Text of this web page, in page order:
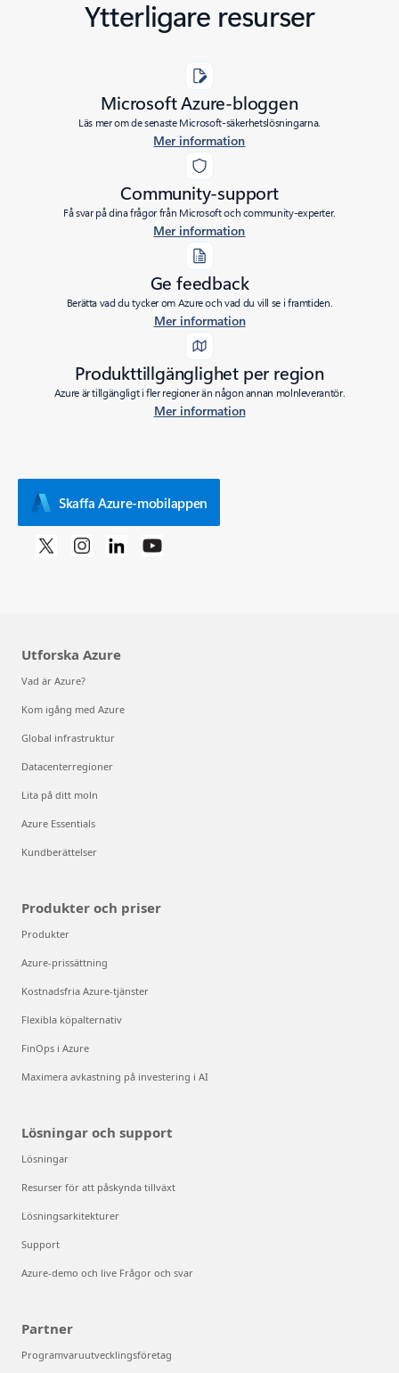
Ytterligare resurser
Microsoft Azure-bloggen
Läs mer om de senaste Microsoft-säkerhetslösningarna.
Mer information
Community-support
Få svar på dina frågor från Microsoft och community-experter.
Mer information
Ge feedback
Berätta vad du tycker om Azure och vad du vill se i framtiden.
Mer information
Produkttillgänglighet per region
Azure är tillgängligt i fler regioner än någon annan molnleverantör.
Mer information
Skaffa Azure-mobilappen
Utforska Azure
Vad är Azure?
Kom igång med Azure
Global infrastruktur
Datacenterregioner
Lita på ditt moln
Azure Essentials
Kundberättelser
Produkter och priser
Produkter
Azure-prissättning
Kostnadsfria Azure-tjänster
Flexibla köpalternativ
FinOps i Azure
Maximera avkastning på investering i AI
Lösningar och support
Lösningar
Resurser för att påskynda tillväxt
Lösningsarkitekturer
Support
Azure-demo och live Frågor och svar
Partner
Programvaruutvecklingsföretag